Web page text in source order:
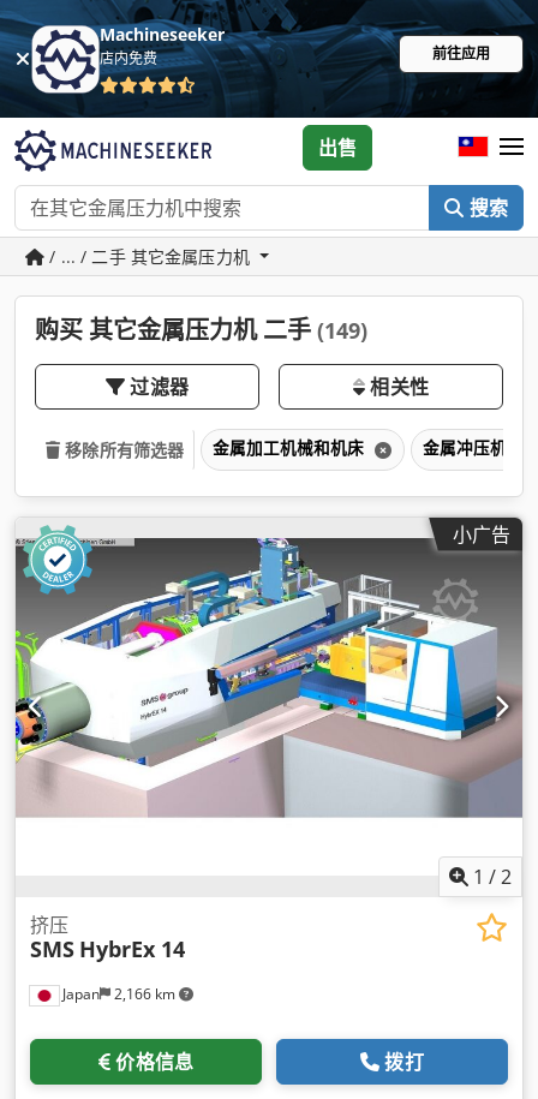
Machineseeker
店内免费 前往应用
搜索
出售
/ ... / 二手 其它金属压力机
购买 其它金属压力机 二手 (149)
过滤器 相关性
移除所有筛选器 金属加工机械和机床 金属冲压机
小广告
1 /2
Japan 2,166 km
挤压
SMS HybrEx 14
价格信息 拨打